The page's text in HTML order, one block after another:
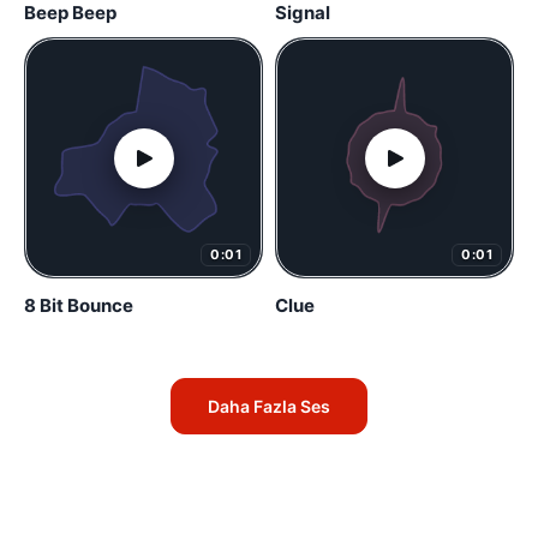
Beep Beep Signal
0:01
8 Bit Bounce
0:01
Clue
Daha Fazla Ses